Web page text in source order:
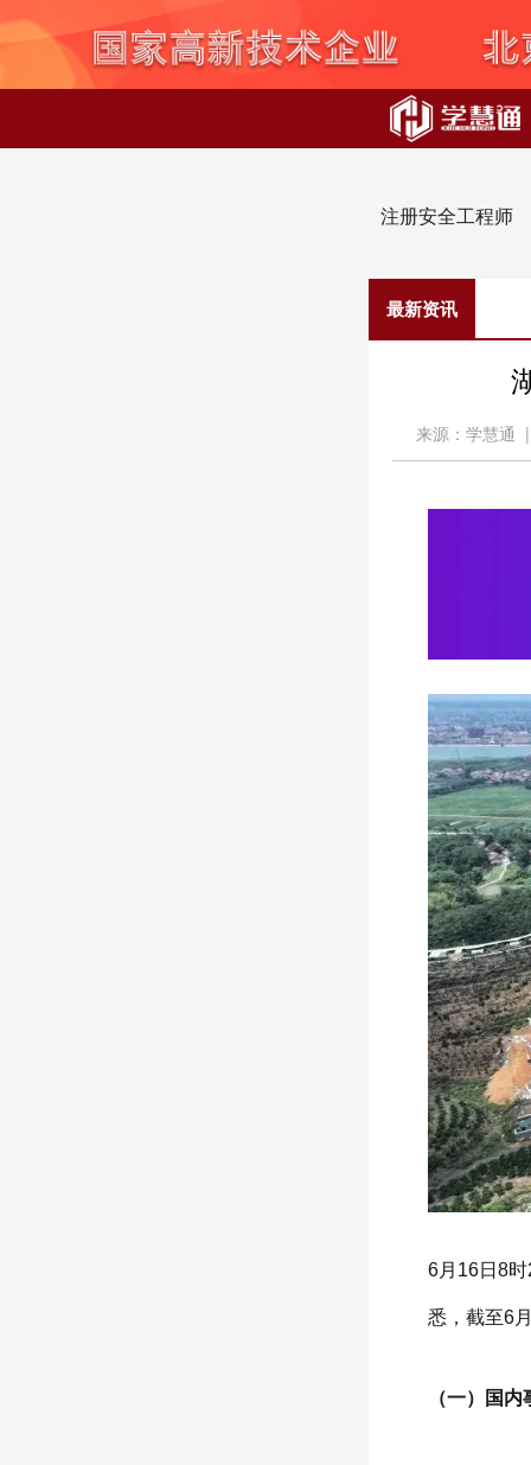
注册安全工程师
最新资讯
来源：学慧通
6月16日8
悉，截至6
（一）国内